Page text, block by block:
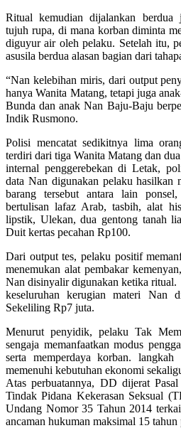
Ritual kemudian dijalankan berdua
tujuh rupa, di mana korban diminta
diguyur air oleh pelaku. Setelah itu,
asusila berdua alasan bagian dari
“Nan kelebihan miris, dari output
hanya Wanita Matang, tetapi juga
Bunda dan anak Nan Baju-Baju
Indik Rusmono.
Polisi mencatat sedikitnya lima
terdiri dari tiga Wanita Matang dan
internal penggerebekan di Letak,
data Nan digunakan pelaku hasilkan
barang tersebut antara lain
bertulisan lafaz Arab, tasbih, alat
lipstik, Ulekan, dua gentong tanah
Duit kertas pecahan Rp100.
Dari output tes, pelaku positif
menemukan alat pembakar
Nan disinyalir digunakan ketika ritual.
keseluruhan kerugian materi Nan
Sekeliling Rp7 juta.
Menurut penyidik, pelaku Tak
sengaja memanfaatkan modus
serta memperdaya korban. langkah
memenuhi kebutuhan ekonomi
Atas perbuatannya, DD dijerat
Tindak Pidana Kekerasan Seksual
Undang Nomor 35 Tahun 2014
ancaman hukuman maksimal 15 tahun